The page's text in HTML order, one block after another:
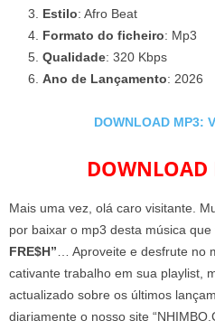
Estilo: Afro Beat
Formato do ficheiro: Mp3
Qualidade: 320 Kbps
Ano de Lançamento: 2026
DOWNLOAD MP3:
DOWNLOAD
Mais uma vez, olá caro visitante.
por baixar o mp3 desta música
FRE$H” … Aproveite e desfrute no
cativante trabalho em sua playlist,
actualizado sobre os últimos
diariamente o nosso site